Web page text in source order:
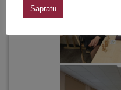
Sapratu